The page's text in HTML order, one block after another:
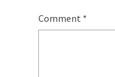
Comment *